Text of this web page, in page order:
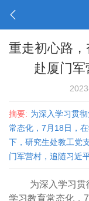
重走初心路
赴厦门
摘要: 为深入学习贯
常态化，7月18日，
下，研究生处教工党
门军营村，追随习近
为深入学习贯
学习教育常态化，